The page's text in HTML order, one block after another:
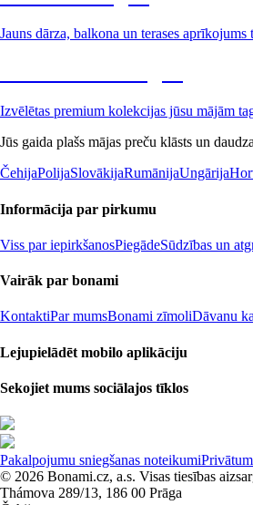
Jauns dārza, balkona un terases
Izvēlētas premium kolekcijas jūsu mājām
Jūs gaida plašs mājas preču klāsts un
ČehijaPolijaSlovākijaRumānijaUngārija
Informācija par pirkumu
Viss par iepirkšanosPiegādeSūdzības un
Vairāk par bonami
KontaktiPar mumsBonami zīmoliDāvanu
Lejupielādēt mobilo aplikāciju
Sekojiet mums sociālajos tīklos
Pakalpojumu sniegšanas noteikumi
© 2026 Bonami.cz, a.s. Visas tiesības
Thámova 289/13, 186 00 Prāga